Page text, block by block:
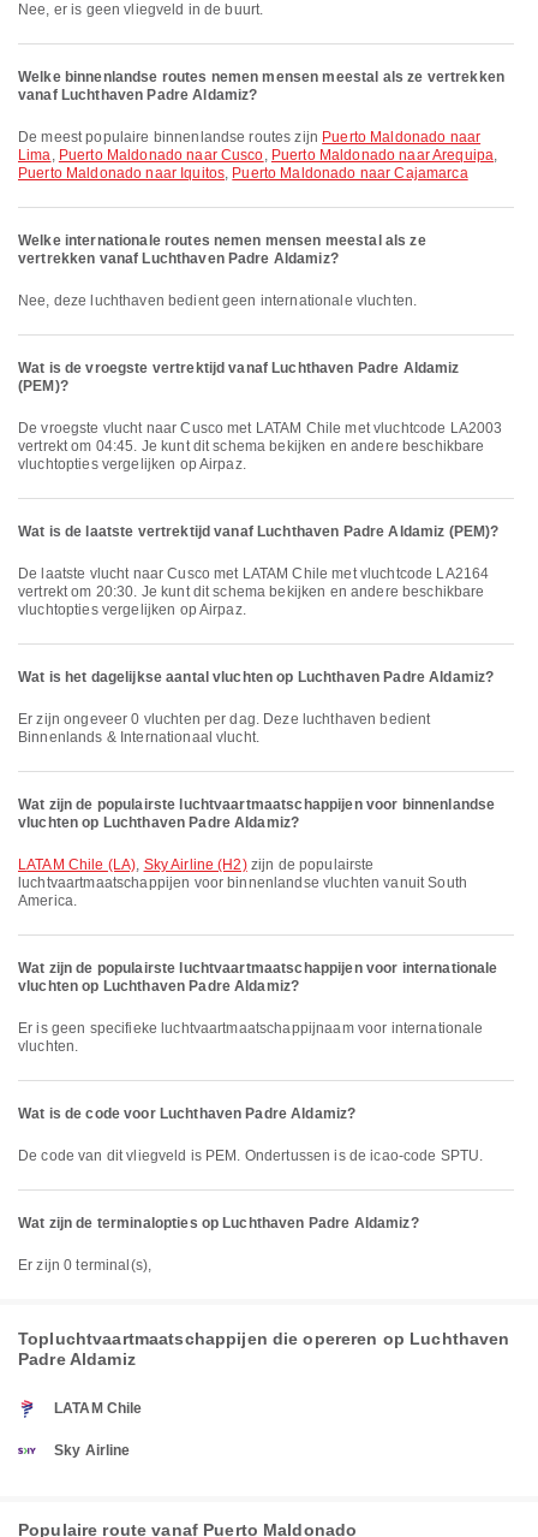
Nee, er is geen vliegveld in de buurt.
Welke binnenlandse routes nemen mensen meestal als ze vertrekken
vanaf Luchthaven Padre Aldamiz?
De meest populaire binnenlandse routes zijn Puerto Maldonado naar
Lima, Puerto Maldonado naar Cusco, Puerto Maldonado naar Arequipa,
Puerto Maldonado naar Iquitos, Puerto Maldonado naar Cajamarca
Welke internationale routes nemen mensen meestal als ze
vertrekken vanaf Luchthaven Padre Aldamiz?
Nee, deze luchthaven bedient geen internationale vluchten.
Wat is de vroegste vertrektijd vanaf Luchthaven Padre Aldamiz
(PEM)?
De vroegste vlucht naar Cusco met LATAM Chile met vluchtcode LA2003
vertrekt om 04:45. Je kunt dit schema bekijken en andere beschikbare
vluchtopties vergelijken op Airpaz.
Wat is de laatste vertrektijd vanaf Luchthaven Padre Aldamiz (PEM)?
De laatste vlucht naar Cusco met LATAM Chile met vluchtcode LA2164
vertrekt om 20:30. Je kunt dit schema bekijken en andere beschikbare
vluchtopties vergelijken op Airpaz.
Wat is het dagelijkse aantal vluchten op Luchthaven Padre Aldamiz?
Er zijn ongeveer 0 vluchten per dag. Deze luchthaven bedient
Binnenlands & Internationaal vlucht.
Wat zijn de populairste luchtvaartmaatschappijen voor binnenlandse
vluchten op Luchthaven Padre Aldamiz?
LATAM Chile (LA), Sky Airline (H2)zijn de populairste
luchtvaartmaatschappijen voor binnenlandse vluchten vanuit South
America.
Wat zijn de populairste luchtvaartmaatschappijen voor internationale
vluchten op Luchthaven Padre Aldamiz?
Er is geen specifieke luchtvaartmaatschappijnaam voor internationale
vluchten.
Wat is de code voor Luchthaven Padre Aldamiz?
De code van dit vliegveld is PEM. Ondertussen is de icao-code SPTU.
Wat zijn de terminalopties op Luchthaven Padre Aldamiz?
Er zijn 0 terminal(s),
Topluchtvaartmaatschappijen die opereren op Luchthaven
Padre Aldamiz
LATAM Chile
Sky Airline
Populaire route vanaf Puerto Maldonado